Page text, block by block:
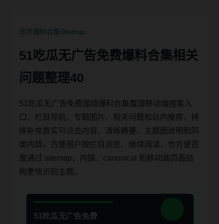
首页 爆料合集Sitemap
51吃瓜无广告免费爆料合集相关
问题整理40
51吃瓜无广告免费围绕爆料合集整理移动端搜索入
口、栏目导航、专题图片、相关问题和站内推荐，持
续补充真实可点击内容、清晰摘要、主题图说明和同
类内链，方便用户按栏目浏览、继续阅读，也方便百
度通过 sitemap、内链、canonical 和移动端页面结
构更快识别主题。